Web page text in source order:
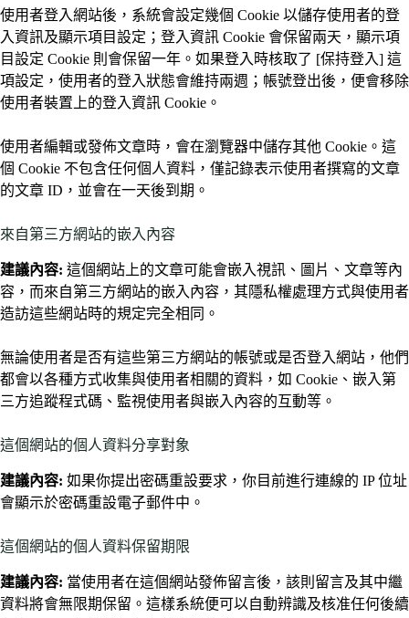
使用者登入網站後，系統會設定幾個 Cookie 以儲存使用者的登
入資訊及顯示項目設定；登入資訊 Cookie 會保留兩天，顯示項
目設定 Cookie 則會保留一年。如果登入時核取了 [保持登入] 這
項設定，使用者的登入狀態會維持兩週；帳號登出後，便會移除
使用者裝置上的登入資訊 Cookie。
使用者編輯或發佈文章時，會在瀏覽器中儲存其他 Cookie。這
個 Cookie 不包含任何個人資料，僅記錄表示使用者撰寫的文章
的文章 ID，並會在一天後到期。
來自第三方網站的嵌入內容
建議內容: 這個網站上的文章可能會嵌入視訊、圖片、文章等內
容，而來自第三方網站的嵌入內容，其隱私權處理方式與使用者
造訪這些網站時的規定完全相同。
無論使用者是否有這些第三方網站的帳號或是否登入網站，他們
都會以各種方式收集與使用者相關的資料，如 Cookie、嵌入第
三方追蹤程式碼、監視使用者與嵌入內容的互動等。
這個網站的個人資料分享對象
建議內容: 如果你提出密碼重設要求，你目前進行連線的 IP 位址
會顯示於密碼重設電子郵件中。
這個網站的個人資料保留期限
建議內容: 當使用者在這個網站發佈留言後，該則留言及其中繼
資料將會無限期保留。這樣系統便可以自動辨識及核准任何後續